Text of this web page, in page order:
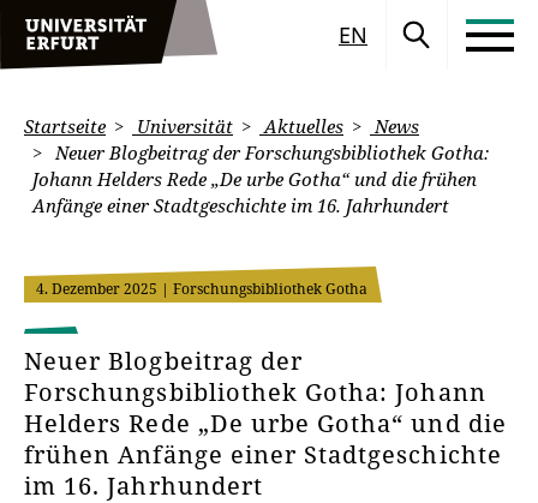
EN
Startseite Universität Aktuelles
News
Neuer Blogbeitrag der Forschungsbibliothek Gotha:
Johann Helders Rede „De urbe Gotha“ und die frühen
Anfänge einer Stadtgeschichte im 16. Jahrhundert
4. Dezember 2025 | Forschungsbibliothek Gotha
Neuer Blogbeitrag der
Forschungsbibliothek Gotha: Johann
Helders Rede „De urbe Gotha“ und die
frühen Anfänge einer Stadtgeschichte
im 16. Jahrhundert